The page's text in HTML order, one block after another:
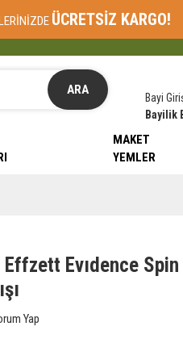
ÜCRETSİZ KARGO!
ARA
Bayi
Bayilik
MAKET
YEMLER
Effzett Evıdence
Yap